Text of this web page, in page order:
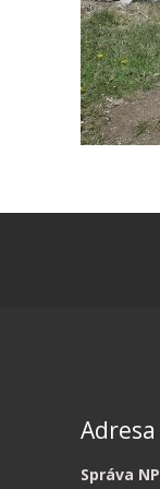
Adresa
Správa